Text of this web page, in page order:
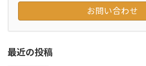
お問い合わせ
最近の投稿